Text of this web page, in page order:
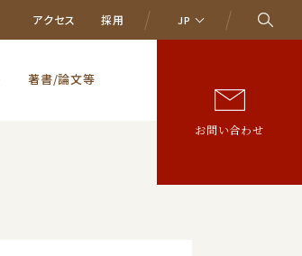
アクセス 採用 JP
著書/論文等
お問い合わせ